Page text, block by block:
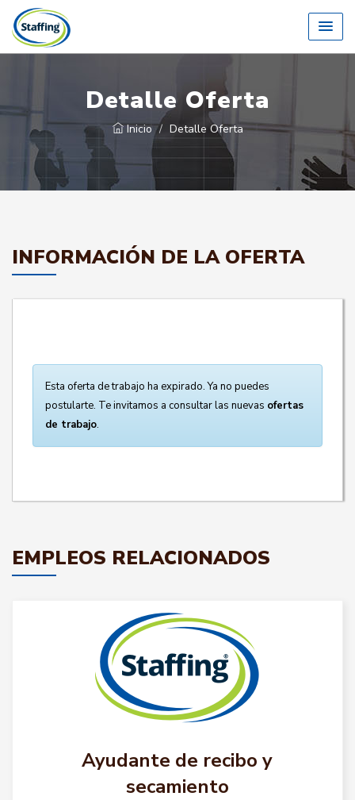
Detalle Oferta
Inicio Detalle Oferta
INFORMACIÓN DE LA OFERTA
Esta oferta de trabajo ha expirado. Ya no puedes
postularte. Te invitamos a consultar las nuevas ofertas
de trabajo.
EMPLEOS RELACIONADOS
Ayudante de recibo y
secamiento